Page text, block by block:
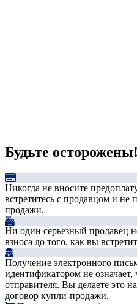
Будьте осторожены!
Никогда не вносите
встретитесь с продавцом и не
продажи.
Ни один серьезный продавец
взноса до того, как вы
Получение электронного
идентификатором не
отправителя. Вы делаете это
договор купли-продажи.